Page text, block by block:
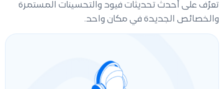
تعرّف على أحدث تحديثات فيود والتحسينات المستمرة
والخصائص الجديدة في مكان واحد.